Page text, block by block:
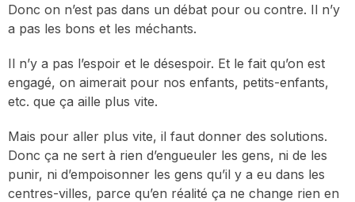
Donc on n’est pas dans un débat pour ou contre. Il n’y
a pas les bons et les méchants.
Il n’y a pas l’espoir et le désespoir. Et le fait qu’on est
engagé, on aimerait pour nos enfants, petits-enfants,
etc. que ça aille plus vite.
Mais pour aller plus vite, il faut donner des solutions.
Donc ça ne sert à rien d’engueuler les gens, ni de les
punir, ni d’empoisonner les gens qu’il y a eu dans les
centres-villes, parce qu’en réalité ça ne change rien en